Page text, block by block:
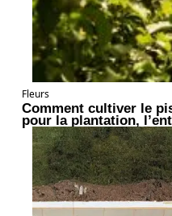
Fleurs
Comment cultiver le
pour la plantation,